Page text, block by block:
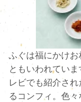
ふぐは福にかけ
ともいわれてい
レビでも紹介さ
るコンフィ。色